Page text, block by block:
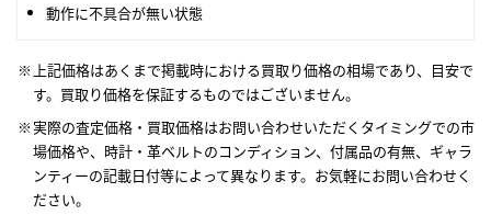
動作に不具合が無い状態
上記価格はあくまで掲載時における買取り価格の相場であり、目安で
す。買取り価格を保証するものではございません。
実際の査定価格・買取価格はお問い合わせいただくタイミングでの市
場価格や、時計・革ベルトのコンディション、付属品の有無、ギャラ
ンティーの記載日付等によって異なります。お気軽にお問い合わせく
ださい。